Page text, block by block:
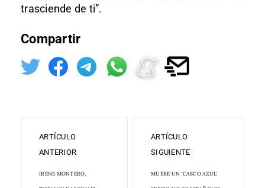
trasciende de ti”.
Compartir
ARTÍCULO
ANTERIOR
IRENE MONTERO,
ARTÍCULO
SIGUIENTE
MUERE UN 'CASCO AZUL'